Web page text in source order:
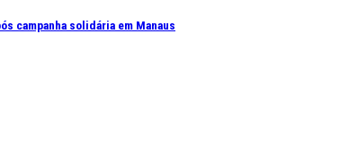
campanha solidária em Manaus